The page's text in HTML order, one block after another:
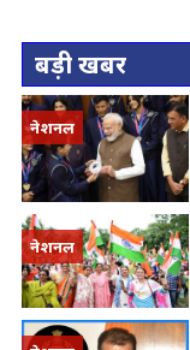
बड़ी खबर
नेशनल
नेशनल